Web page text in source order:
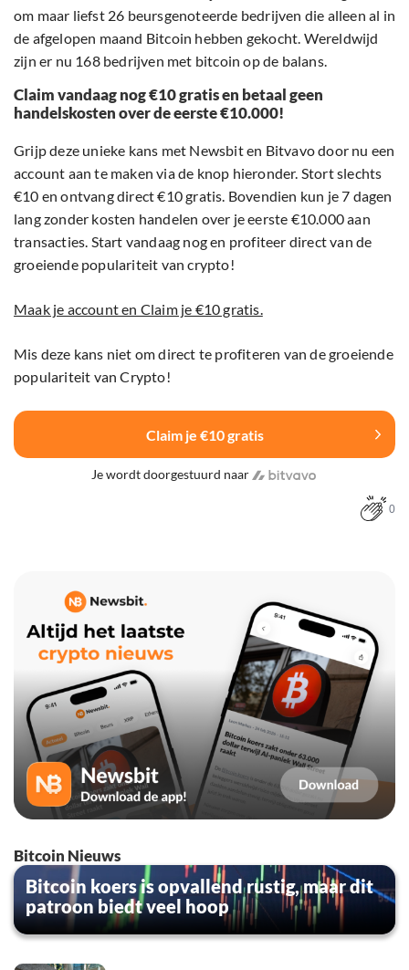
om maar liefst 26 beursgenoteerde bedrijven die alleen al in
de afgelopen maand Bitcoin hebben gekocht. Wereldwijd
zijn er nu 168 bedrijven met bitcoin op de balans.
Claim vandaag nog €10 gratis en betaal geen
handelskosten over de eerste €10.000!
Grijp deze unieke kans met Newsbit en Bitvavo door nu een
account aan te maken via de knop hieronder. Stort slechts
€10 en ontvang direct €10 gratis. Bovendien kun je 7 dagen
lang zonder kosten handelen over je eerste €10.000 aan
transacties. Start vandaag nog en profiteer direct van de
groeiende populariteit van crypto!
Maak je account en Claim je €10 gratis.
Mis deze kans niet om direct te profiteren van de groeiende
populariteit van Crypto!
Claim je €10 gratis
Je wordt doorgestuurd naar
0
Bitcoin Nieuws
Bitcoin koers is opvallend rustig, maar dit
patroon biedt veel hoop